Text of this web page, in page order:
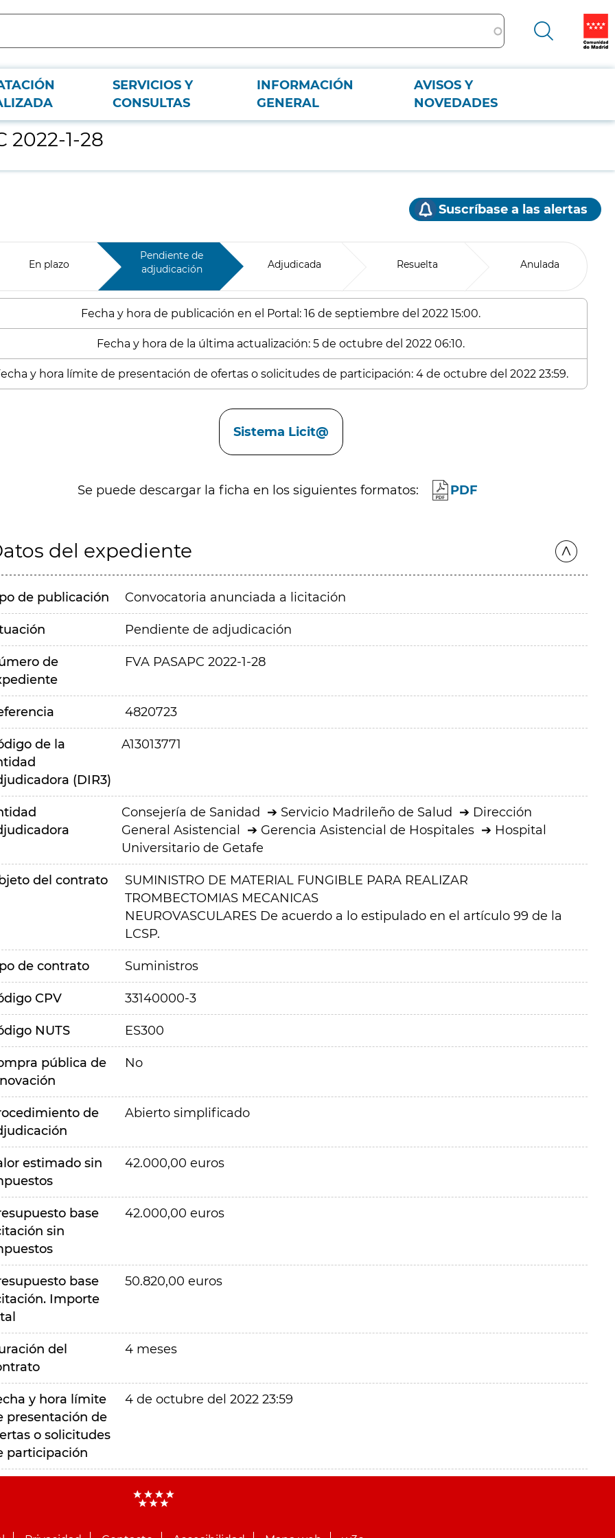
SERVICIOS Y
CONSULTAS
INFORMACIÓN
GENERAL
AVISOS Y
NOVEDADES
2022-1-28
Suscríbase a las alertas
En plazo
Pendiente de
adjudicación
Adjudicada Resuelta Anulada
Fecha y hora de publicación en el Portal: 16 de septiembre del 2022 15:00.
Fecha y hora de la última actualización: 5 de octubre del 2022 06:10.
y hora límite de presentación de ofertas o solicitudes de participación: 4 de octubre del 2022 23:59.
Sistema Licit@
Se puede descargar la ficha en los siguientes formatos: PDF
del expediente
de publicación Convocatoria anunciada a licitación
Pendiente de adjudicación
de
FVA PASAPC 2022-1-28
4820723
de la
(DIR3)
A13013771
Consejería de Sanidad Servicio Madrileño de Salud
Dirección
General Asistencial
Gerencia Asistencial de Hospitales
Hospital
Universitario de Getafe
del contrato
SUMINISTRO DE MATERIAL FUNGIBLE PARA REALIZAR
TROMBECTOMIAS MECANICAS
NEUROVASCULARES De acuerdo a lo estipulado en el artículo 99 de la
LCSP.
de contrato Suministros
CPV 33140000-3
NUTS ES300
pública de
No
de
Abierto simplificado
estimado sin
42.000,00 euros
base
sin
42.000,00 euros
base
Importe
50.820,00 euros
del
4 meses
y hora límite
presentación de
o solicitudes
participación
4 de octubre del 2022 23:59